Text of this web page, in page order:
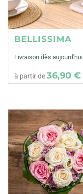
BELLISSIMA
Livraison dès aujourd'hui
à partir de36,90 €